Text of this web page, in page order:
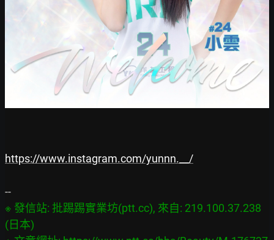
https://www.instagram.com/yunnn.__/
※ 發信站: 批踢踢實業坊(ptt.cc), 來自: 219.100.37.238
(日本)